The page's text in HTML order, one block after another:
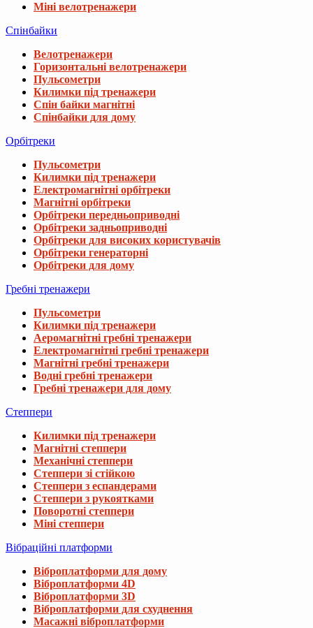
Міні велотренажери
Спінбайки
Велотренажери
Горизонтальні велотренажери
Пульсометри
Килимки під тренажери
Спін байки магнітні
Спінбайки для дому
Орбітреки
Пульсометри
Килимки під тренажери
Електромагнітні орбітреки
Магнітні орбітреки
Орбітреки передньоприводні
Орбітреки задньоприводні
Орбітреки для високих користувачів
Орбітреки генераторні
Орбітреки для дому
Гребні тренажери
Пульсометри
Килимки під тренажери
Аеромагнітні гребні тренажери
Електромагнітні гребні тренажери
Магнітні гребні тренажери
Водні гребні тренажери
Гребні тренажери для дому
Степпери
Килимки під тренажери
Магнітні степпери
Механічні степпери
Степпери зі стійкою
Степпери з еспандерами
Степпери з рукоятками
Поворотні степпери
Міні степпери
Вібраційні платформи
Віброплатформи для дому
Віброплатформи 4D
Віброплатформи 3D
Віброплатформи для схуднення
Масажні віброплатформи